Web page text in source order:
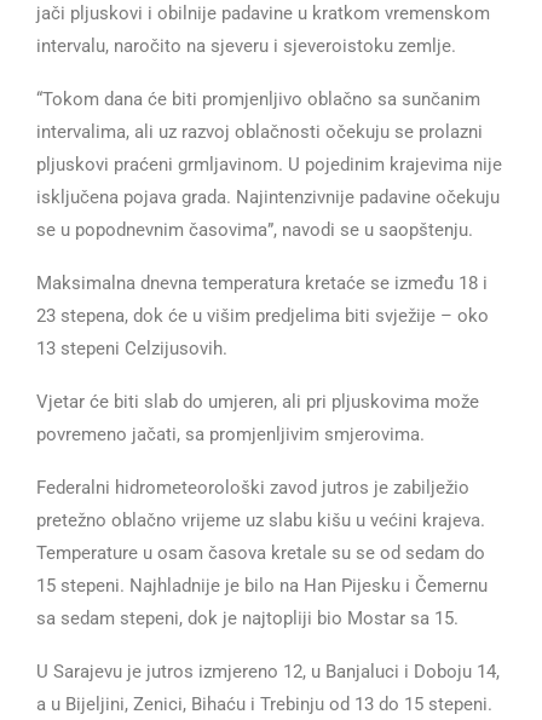
jači pljuskovi i obilnije padavine u kratkom vremenskom
intervalu, naročito na sjeveru i sjeveroistoku zemlje.
“Tokom dana će biti promjenljivo oblačno sa sunčanim
intervalima, ali uz razvoj oblačnosti očekuju se prolazni
pljuskovi praćeni grmljavinom. U pojedinim krajevima nije
isključena pojava grada. Najintenzivnije padavine očekuju
se u popodnevnim časovima”, navodi se u saopštenju.
Maksimalna dnevna temperatura kretaće se između 18 i
23 stepena, dok će u višim predjelima biti svježije – oko
13 stepeni Celzijusovih.
Vjetar će biti slab do umjeren, ali pri pljuskovima može
povremeno jačati, sa promjenljivim smjerovima.
Federalni hidrometeorološki zavod jutros je zabilježio
pretežno oblačno vrijeme uz slabu kišu u većini krajeva.
Temperature u osam časova kretale su se od sedam do
15 stepeni. Najhladnije je bilo na Han Pijesku i Čemernu
sa sedam stepeni, dok je najtopliji bio Mostar sa 15.
U Sarajevu je jutros izmjereno 12, u Banjaluci i Doboju 14,
a u Bijeljini, Zenici, Bihaću i Trebinju od 13 do 15 stepeni.